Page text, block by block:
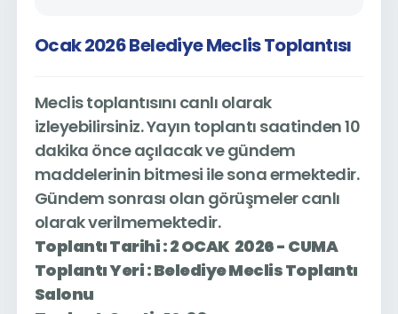
Ocak 2026 Belediye Meclis Toplantısı
Meclis toplantısını canlı olarak
izleyebilirsiniz. Yayın toplantı saatinden 10
dakika önce açılacak ve gündem
maddelerinin bitmesi ile sona ermektedir.
Gündem sonrası olan görüşmeler canlı
olarak verilmemektedir.
Toplantı Tarihi : 2 OCAK 2026 - CUMA
Toplantı Yeri : Belediye Meclis Toplantı
Salonu